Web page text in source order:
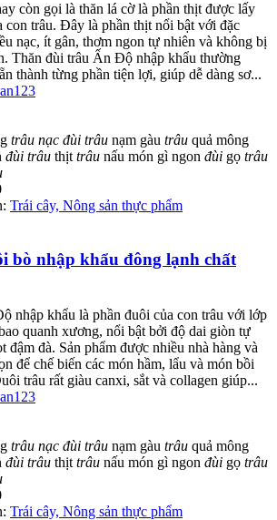
còn gọi là thăn lá cờ là phần thịt được lấy
con trâu. Đây là phần thịt nổi bật với đặc
nạc, ít gân, thơm ngon tự nhiên và không bị
Thăn đùi trâu Ấn Độ nhập khẩu thường
thành từng phần tiện lợi, giúp dễ dàng sơ...
trâu nạc đùi trâu nạm gàu trâu quả mông
đùi trâu thịt trâu nấu món gì ngon đùi gọ trâu
Trái cây, Nông sản thực phẩm
bò nhập khẩu đông lạnh chất
nhập khẩu là phần đuôi của con trâu với lớp
quanh xương, nổi bật bởi độ dai giòn tự
đậm đà. Sản phẩm được nhiều nhà hàng và
để chế biến các món hầm, lẩu và món bồi
trâu rất giàu canxi, sắt và collagen giúp...
trâu nạc đùi trâu nạm gàu trâu quả mông
đùi trâu thịt trâu nấu món gì ngon đùi gọ trâu
Trái cây, Nông sản thực phẩm